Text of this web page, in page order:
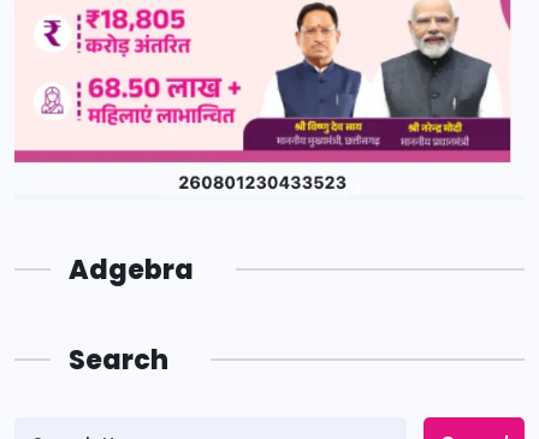
Adgebra
Search